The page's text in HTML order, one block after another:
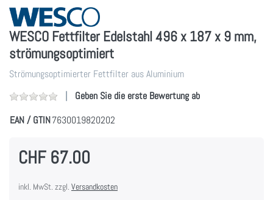
WESCO Fettfilter Edelstahl 496 x 187 x 9 mm,
strömungsoptimiert
Strömungsoptimierter Fettfilter aus Aluminium
Geben Sie die erste Bewertung ab
EAN / GTIN7630019820202
CHF 67.00
inkl. MwSt. zzgl. Versandkosten